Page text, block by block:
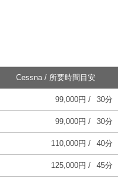
Cessna / 所要時間目安
99,000円 / 30分
99,000円 / 30分
110,000円 / 40分
125,000円 / 45分